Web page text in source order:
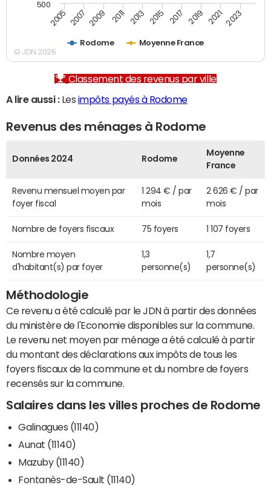
Rodome Moyenne France
2005 2007 2009 2011 2013 2015 2017 2019 2021 2023
500
© JDN 2026
Classement des revenus par ville
A lire aussi :Les impôts payés à Rodome
Revenus des ménages à Rodome
Données 2024 Rodome
Moyenne
France
Revenu mensuel moyen par
foyer fiscal
1 294 € / par
mois
2 626 € / par
mois
Nombre de foyers fiscaux 75 foyers 1 107 foyers
Nombre moyen
d'habitant(s) par foyer
1,3
personne(s)
1,7
personne(s)
Méthodologie
Ce revenu a été calculé par le JDN à partir des données
du ministère de l'Economie disponibles sur la commune.
Le revenu net moyen par ménage a été calculé à partir
du montant des déclarations aux impôts de tous les
foyers fiscaux de la commune et du nombre de foyers
recensés sur la commune.
Salaires dans les villes proches de Rodome
Galinagues (11140)
Aunat (11140)
Mazuby (11140)
Fontanès-de-Sault (11140)